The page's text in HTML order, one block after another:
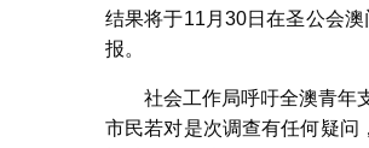
结果将于11月30日在圣公会
报。
社会工作局呼吁全澳青年
市民若对是次调查有任何疑问